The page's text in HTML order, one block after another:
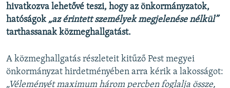
hivatkozva lehetővé teszi, hogy az önkormányzatok,
hatóságok „az érintett személyek megjelenése nélkül”
tarthassanak közmeghallgatást.
A közmeghallgatás részleteit kitűző Pest megyei
önkormányzat hirdetményében arra kérik a lakosságot:
„Véleményét maximum három percben foglalja össze,